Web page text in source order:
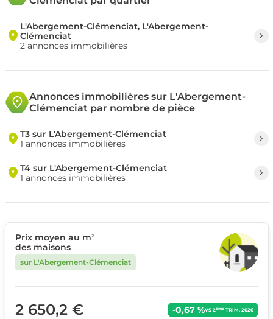
L'Abergement-Clémenciat, L'Abergement-
Clémenciat
2 annonces immobilières
Annonces immobilières sur L'Abergement-
Clémenciat par nombre de pièce
T3 sur L'Abergement-Clémenciat
1 annonces immobilières
T4 sur L'Abergement-Clémenciat
1 annonces immobilières
Prix moyen au m²
des maisons
sur L'Abergement-Clémenciat
2 650,2 € -0,67 %VS 2èmeTRIM. 2026